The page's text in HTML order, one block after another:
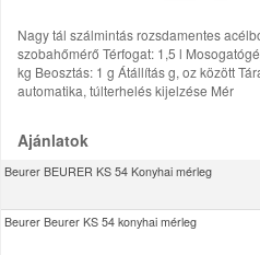
Nagy tál szálmintás rozsdamentes
szobahőmérő Térfogat: 1,5 l
kg Beosztás: 1 g Átállítás g, oz között
automatika, túlterhelés kijelzése Mér
Ajánlatok
Beurer BEURER KS 54 Konyhai mérleg
Beurer Beurer KS 54 konyhai mérleg